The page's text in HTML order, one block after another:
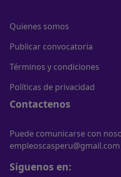
Quienes somos
Publicar convocatoria
Términos y condiciones
Políticas de privacidad
Contactenos
Puede comunicarse con
empleoscasperu@gmail.com
Siguenos en: